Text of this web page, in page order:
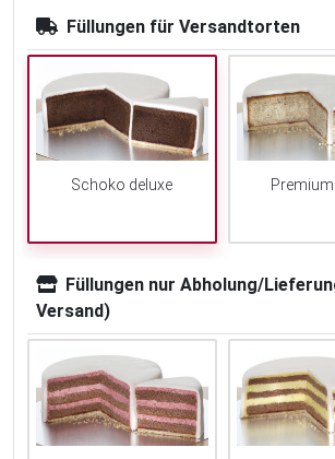
Füllungen für Versandtorten
Schoko deluxe
Füllungen nur Abholung/
Versand)